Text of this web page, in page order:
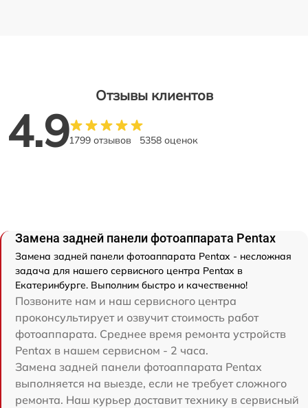
Отзывы клиентов
4.91799 отзывов 5358 оценок
Замена задней панели фотоаппарата Pentax
Замена задней панели фотоаппарата Pentax - несложная
задача для нашего сервисного центра Pentax в
Екатеринбурге. Выполним быстро и качественно!
Позвоните нам и наш сервисного центра
проконсультирует и озвучит стоимость работ
фотоаппарата. Среднее время ремонта устройств
Pentax в нашем сервисном - 2 часа.
Замена задней панели фотоаппарата Pentax
выполняется на выезде, если не требует сложного
ремонта. Наш курьер доставит технику в сервисный